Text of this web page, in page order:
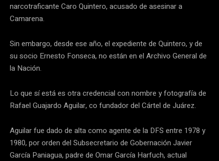
narcotraficante Caro Quintero, acusado de asesinar a
Camarena.
Sin embargo, desde ese año, el expediente de Quintero, y de
su socio Ernesto Fonseca, no están en el Archivo General de
la Nación.
Lo que sí está es otra credencial con nombre y fotografía de
Rafael Guajardo Aguilar, co fundador del Cártel de Juárez.
Aguilar fue dado de alta como agente de la DFS entre 1978 y
1980, por orden del Subsecretario de Gobernación Javier
García Paniagua, padre de Omar García Harfuch, actual